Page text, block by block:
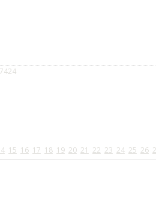
7424
15 16 17 18 19 20 21 22 23 24 25 26